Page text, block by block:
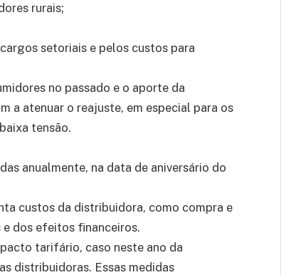
rurais;
setoriais e pelos custos para
no passado e o aporte da
a atenuar o reajuste, em especial para os
tensão.
anualmente, na data de aniversário do
custos da distribuidora, como compra e
e dos efeitos financeiros.
tarifário, caso neste ano da
distribuidoras. Essas medidas